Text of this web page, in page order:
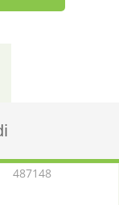
487148